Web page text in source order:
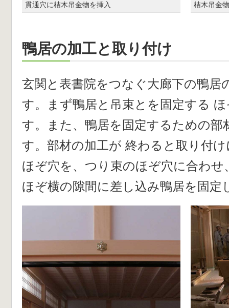
貫通穴に桔木吊金物を挿入 桔木吊金
鴨居の加工と取り付け
玄関と表書院をつなぐ大廊下の鴨居
す。まず鴨居と吊束とを固定する
す。また、鴨居を固定するための部
す。部材の加工が 終わると取り付
ほぞ穴を、つり束のほぞ穴に合わせ
ほぞ横の隙間に差し込み鴨居を固定